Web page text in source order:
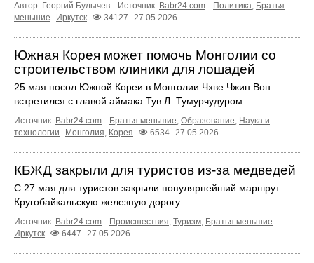
Автор: Георгий Булычев. Источник: Babr24.com. Политика, Братья
меньшие
Иркутск 34127 27.05.2026
Южная Корея может помочь Монголии со
строительством клиники для лошадей
25 мая посол Южной Кореи в Монголии Чхве Чжин Вон
встретился с главой аймака Тув Л. Тумурчудуром.
Источник: Babr24.com. Братья меньшие, Образование, Наука и
технологии
Монголия, Корея 6534 27.05.2026
КБЖД закрыли для туристов из‑за медведей
С 27 мая для туристов закрыли популярнейший маршрут —
Кругобайкальскую железную дорогу.
Источник: Babr24.com. Происшествия, Туризм, Братья меньшие
Иркутск
6447 27.05.2026